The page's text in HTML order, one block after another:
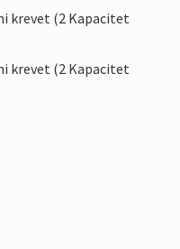
krevet (2 Kapacitet
krevet (2 Kapacitet